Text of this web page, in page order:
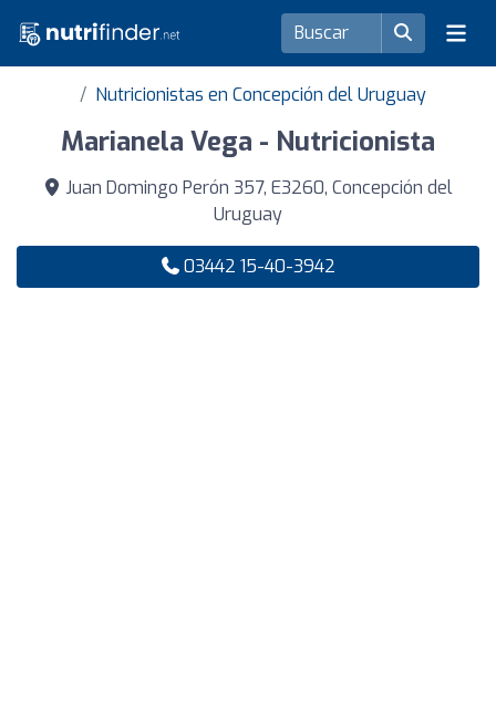
Nutricionistas en Concepción del Uruguay
Marianela Vega - Nutricionista
Juan Domingo Perón 357, E3260, Concepción del
Uruguay
03442 15-40-3942